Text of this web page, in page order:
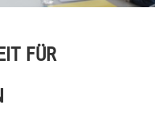
FÜR